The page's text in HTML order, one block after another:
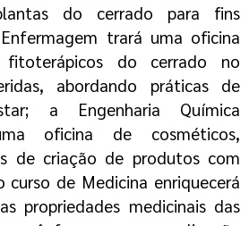
do cerrado para fins
trará uma oficina
do cerrado no
abordando práticas de
a Engenharia Química
oficina de cosméticos,
de criação de produtos com
curso de Medicina enriquecerá
propriedades medicinais das